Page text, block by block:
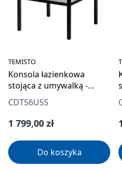
TEMISTO
Konsola łazienkowa
stojąca z umywalką -
56.5x50 cm
CDTS6U5S
Cena regularna:
1 799,00 zł
Do koszyka